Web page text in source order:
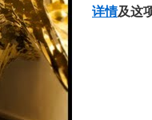
详情及这